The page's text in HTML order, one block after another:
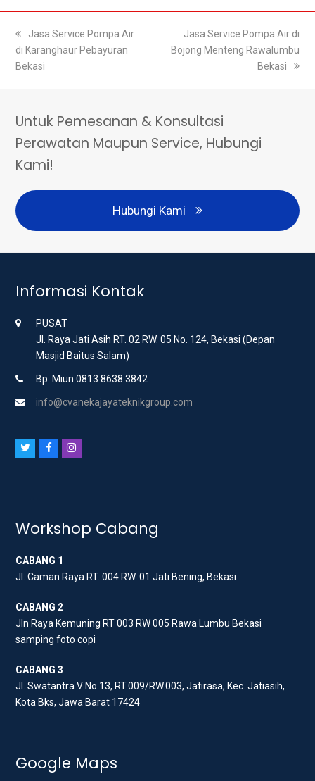
previous
post:
Jasa Service Pompa Air
di Karanghaur Pebayuran
Bekasi
next
post:
Jasa Service Pompa Air di
Bojong Menteng Rawalumbu
Bekasi
Untuk Pemesanan & Konsultasi
Perawatan Maupun Service, Hubungi
Kami!
Hubungi Kami
Informasi Kontak
PUSAT
Jl. Raya Jati Asih RT. 02 RW. 05 No. 124, Bekasi (Depan
Masjid Baitus Salam)
Bp. Miun 0813 8638 3842
info@cvanekajayateknikgroup.com
t
r
F
b
o
k
a
a
Workshop Cabang
CABANG 1
Jl. Caman Raya RT. 004 RW. 01 Jati Bening, Bekasi
CABANG 2
Jln Raya Kemuning RT 003 RW 005 Rawa Lumbu Bekasi
samping foto copi
CABANG 3
Jl. Swatantra V No.13, RT.009/RW.003, Jatirasa, Kec. Jatiasih,
Kota Bks, Jawa Barat 17424
Google Maps